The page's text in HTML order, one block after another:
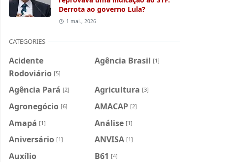
Derrota ao governo Lula?
1 mai., 2026
CATEGORIES
Acidente
Rodoviário [5]
Agência Brasil [1]
Agência Pará [2] Agricultura [3]
Agronegócio [6] AMACAP [2]
Amapá [1] Análise [1]
Aniversário [1] ANVISA [1]
Auxílio
B61 [4]